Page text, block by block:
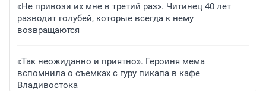
«Не привози их мне в третий раз». Читинец 40 лет
разводит голубей, которые всегда к нему
возвращаются
«Так неожиданно и приятно». Героиня мема
вспомнила о съемках с гуру пикапа в кафе
Владивостока